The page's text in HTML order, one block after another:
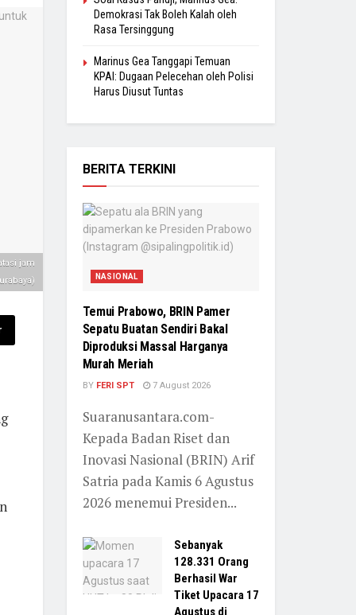
jam
Demokrasi Tak Boleh Kalah oleh
Rasa Tersinggung
Marinus Gea Tanggapi Temuan
KPAI: Dugaan Pelecehan oleh Polisi
Harus Diusut Tuntas
BERITA TERKINI
NASIONAL
Temui Prabowo, BRIN Pamer
Sepatu Buatan Sendiri Bakal
Diproduksi Massal Harganya
Murah Meriah
BY FERI SPT 7 August 2026
Suaranusantara.com-
Kepada Badan Riset dan
Inovasi Nasional (BRIN) Arif
Satria pada Kamis 6 Agustus
2026 menemui Presiden...
Sebanyak
128.331 Orang
Berhasil War
Tiket Upacara 17
Agustus di